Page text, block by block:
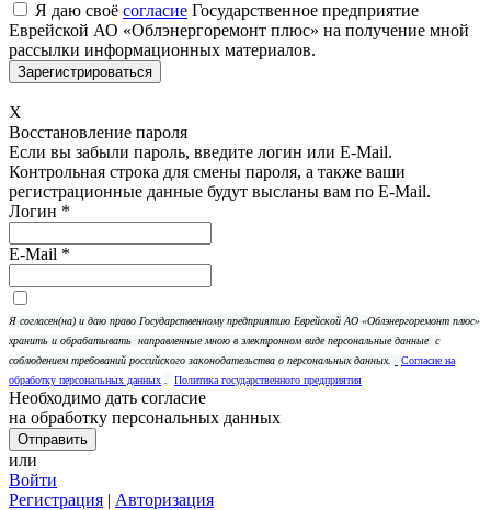
Я даю своё согласие Государственное предприятие
Еврейской АО «Облэнергоремонт плюс» на получение мной
рассылки информационных материалов.
X
Восстановление пароля
Если вы забыли пароль, введите логин или E-Mail.
Контрольная строка для смены пароля, а также ваши
регистрационные данные будут высланы вам по E-Mail.
Логин *
E-Mail *
Я согласен(на) и даю право Государственному предприятию Еврейской АО «Облэнергоремонт плюс»
хранить и обрабатывать направленные мною в электронном виде персональные данные с
соблюдением требований российского законодательства о персональных данных.
Согласие на
обработку персональных данных
Политика государственного предприятия
Необходимо дать согласие
на обработку персональных данных
или
Войти
Регистрация | Авторизация